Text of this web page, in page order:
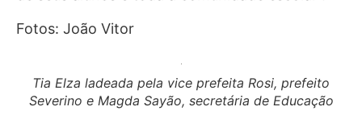
Fotos: João Vitor
Tia Elza ladeada pela vice prefeita Rosi, prefeito
Severino e Magda Sayão, secretária de Educação